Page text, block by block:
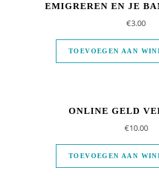
EMIGREREN EN JE
€3.00
TOEVOEGEN AAN
ONLINE GELD
€10.00
TOEVOEGEN AAN